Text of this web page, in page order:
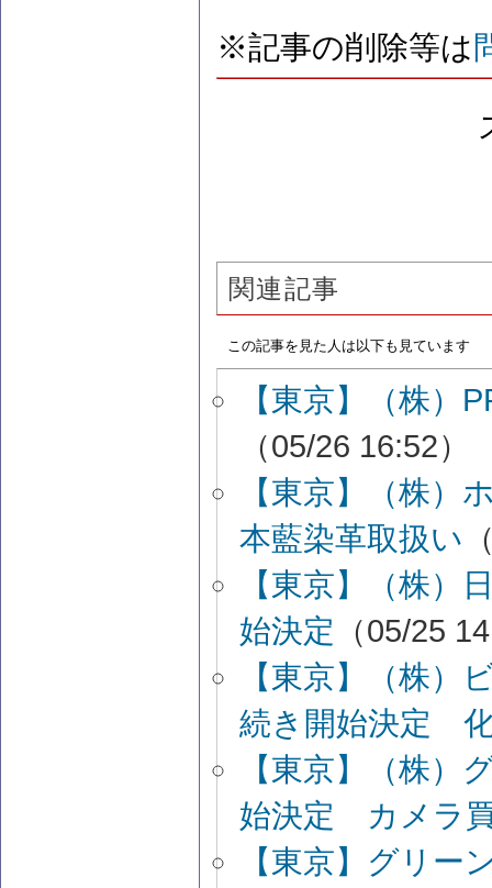
※記事の削除等は
関連記事
この記事を見た人は以下も見ています
【東京】（株）
（05/26 16:52）
【東京】（株
本藍染革取扱い
【東京】（株）
始決定 （05/25
【東京】（株）
続き開始決定
【東京】（株）
始決定 カメラ
【東京】グリー